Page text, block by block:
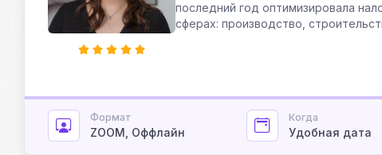
последний год оптимизировала
сферах: производство,
Формат
ZOOM, Оффлайн
Когда
Удобная дата